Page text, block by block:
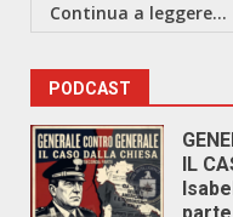
Continua a leggere...
PODCAST
IL